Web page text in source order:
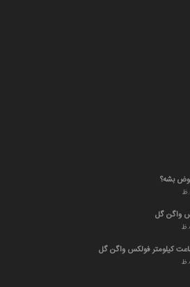
بشه؟
واگن گل
کیلومتر فولکس واگن گل